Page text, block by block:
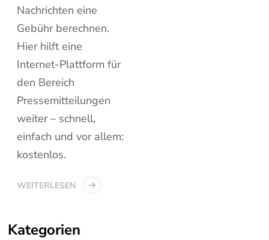
Nachrichten eine
Gebühr berechnen.
Hier hilft eine
Internet-Plattform für
den Bereich
Pressemitteilungen
weiter – schnell,
einfach und vor allem:
kostenlos.
WEITERLESEN
Kategorien